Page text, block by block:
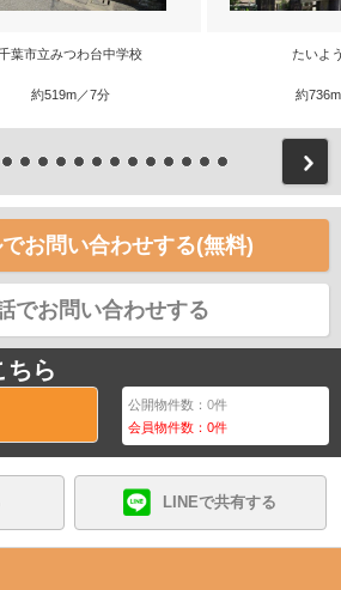
葉市立みつわ台中学校
約519m／7分
たいよ
約
お問い合わせする(無料)
でお問い合わせする
ちら
公開物件数：0件
会員物件数：0件
LINEで共有する